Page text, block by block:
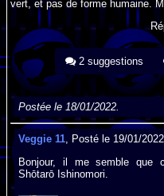
vert, et pas de forme humaine.
2 suggestions
Postée le 18/01/2022.
Veggie 11, Posté le 19/01/
Bonjour, il me semble que
Shōtarō Ishinomori.